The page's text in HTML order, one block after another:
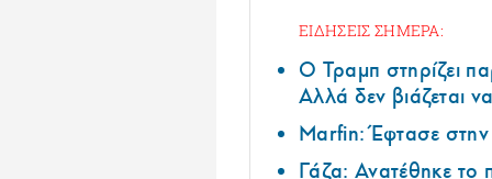
ΕΙΔΗΣΕΙΣ ΣΗΜΕΡΑ:
Ο Τραμπ στηρίζει
Αλλά δεν βιάζεται
Marfin: Έφτασε
Γάζα: Ανατέθηκε το